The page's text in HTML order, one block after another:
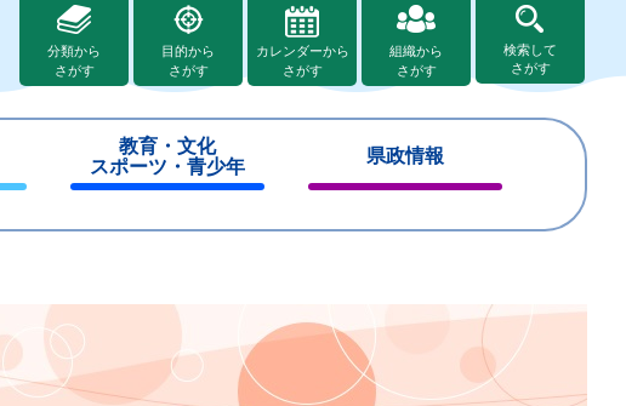
分類から
さがす
目的から
さがす
カレンダーから
さがす
組織から
さがす
検索して
さがす
教育・文化
スポーツ・青少年
じ
県政情報
じ